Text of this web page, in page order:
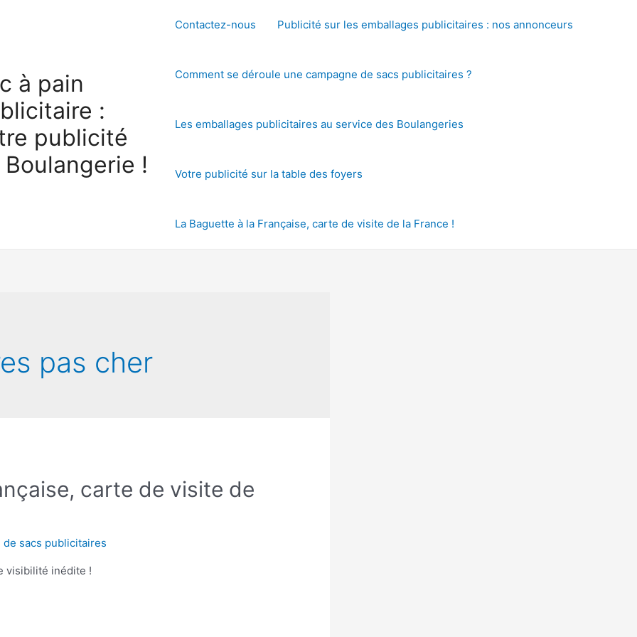
à pain
:
publicité
Boulangerie !
Contactez-nous Publicité sur les emballages publicitaires : nos annonceurs
Comment se déroule une campagne de sacs publicitaires ?
Les emballages publicitaires au service des Boulangeries
Votre publicité sur la table des foyers
La Baguette à la Française, carte de visite de la France !
pas cher
carte de visite de
de sacs publicitaires
visibilité inédite !